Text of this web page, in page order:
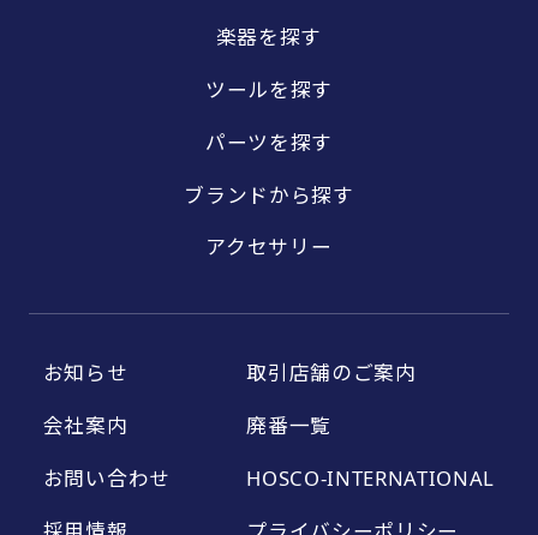
楽器を探す
ツールを探す
パーツを探す
ブランドから探す
アクセサリー
お知らせ
会社案内
お問い合わせ
取引店舗のご案内
廃番一覧
HOSCO-INTERNATIONAL